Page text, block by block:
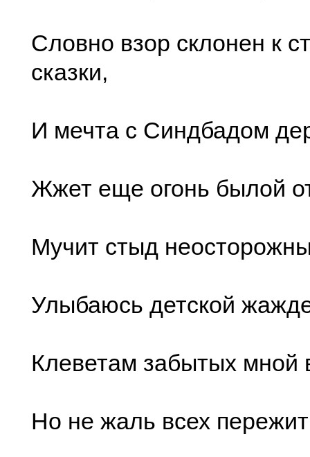
Словно взор склонен к
сказки,
И мечта с Синдбадом
Жжет еще огонь былой
Мучит стыд
Улыбаюсь детской
Клеветам забытых мной
Но не жаль всех